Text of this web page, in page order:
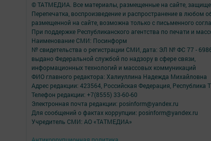
© ТАТМЕДИА. Все материалы, размещенные на сайте,
Перепечатка, воспроизведение и распространение в любом
размещенной на сайте, возможна только с письменного
При поддержке Республиканского агентства по печати и
Наименование СМИ: Посинформ
№ свидетельства о регистрации СМИ, дата: ЭЛ № ФС 77 -
выдано Федеральной службой по надзору в сфере связи,
информационных технологий и массовых коммуникаций
ФИО главного редактора: Халиуллина Надежда Михайловна
Адрес редакции: 423564, Российская Федерация,
Телефон редакции: +7(8555) 33-60-60
Электронная почта редакции: posinform@yandex.ru
Для сообщений о фактах коррупции: posinform@yandex.ru
Учредитель СМИ: АО «ТАТМЕДИА»